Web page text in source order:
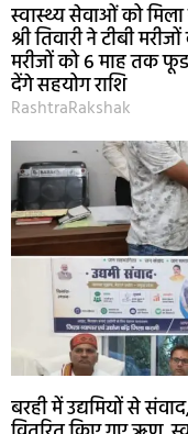
स्वास्थ्य सेवाओं को
श्री तिवारी ने टीबी
मरीजों को 6 माह तक
देंगे सहयोग राशि
RashtraRakshak
बरही में उद्यमियों से